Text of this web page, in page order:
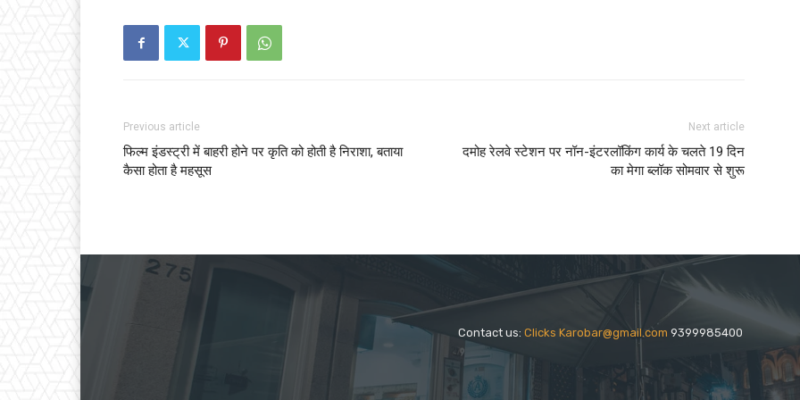
Previous article
फिल्म इंडस्ट्री में बाहरी होने पर कृति को होती है निराशा, बताया
कैसा होता है महसूस
Next article
दमोह रेलवे स्टेशन पर नॉन-इंटरलॉकिंग कार्य के चलते 19 दिन
का मेगा ब्लॉक सोमवार से शुरू
Contact us: Clicks Karobar@gmail.com 9399985400